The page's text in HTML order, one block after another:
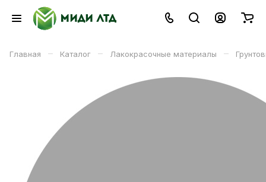
Главная – Каталог – Лакокрасочные материалы –